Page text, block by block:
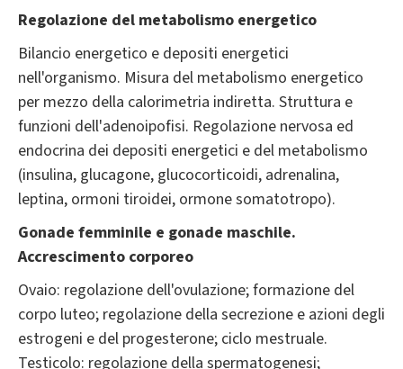
Regolazione del metabolismo energetico
Bilancio energetico e depositi energetici
nell'organismo. Misura del metabolismo energetico
per mezzo della calorimetria indiretta. Struttura e
funzioni dell'adenoipofisi. Regolazione nervosa ed
endocrina dei depositi energetici e del metabolismo
(insulina, glucagone, glucocorticoidi, adrenalina,
leptina, ormoni tiroidei, ormone somatotropo).
Gonade femminile e gonade maschile.
Accrescimento corporeo
Ovaio: regolazione dell'ovulazione; formazione del
corpo luteo; regolazione della secrezione e azioni degli
estrogeni e del progesterone; ciclo mestruale.
Testicolo: regolazione della spermatogenesi;